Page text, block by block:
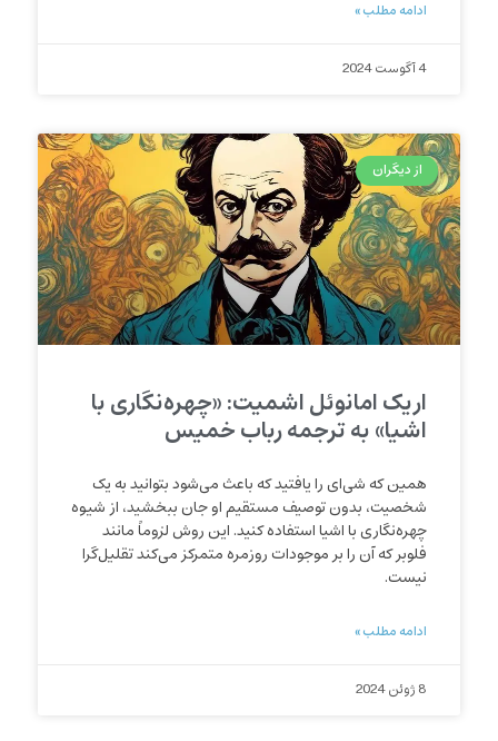
ادامه مطلب »
4 آگوست 2024
از دیگران
اریک امانوئل اشمیت: «چهره‌نگاری با
اشیا» به ترجمه رباب خمیس
همین که شی‌ای را یافتید که باعث می‌شود بتوانید به یک
شخصیت، بدون توصیف مستقیم او جان ببخشید، از شیوه
چهره‌نگاری با اشیا استفاده کنید. این روش لزوماً مانند
فلوبر که آن را بر موجودات روزمره متمرکز می‌کند تقلیل‌گرا
نیست.
ادامه مطلب »
8 ژوئن 2024